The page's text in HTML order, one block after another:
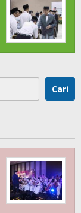
Cari